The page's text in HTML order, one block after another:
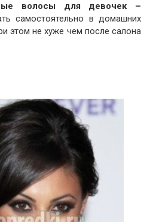
волосы для девочек –
самостоятельно в домашних
этом не хуже чем после салона